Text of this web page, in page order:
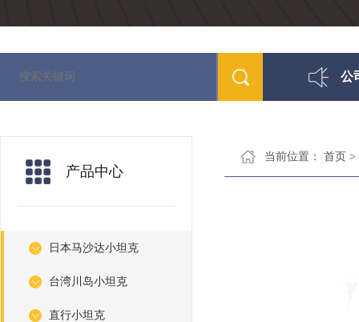
公
产品中心
日本马沙达小坦克
台湾川岛小坦克
直行小坦克
当前位置： 首页 >